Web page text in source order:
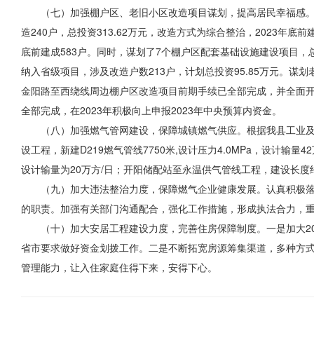
（七）加强棚户区、老旧小区改造项目谋划，提高居民幸福感
造240户，总投资313.62万元，改造方式为综合整治，2023年底
底前建成583户。同时，谋划了7个棚户区配套基础设施建设项目，
纳入省级项目，涉及改造户数213户，计划总投资95.85万元。谋
金阳路至西绕线周边棚户区改造项目前期手续已全部完成，并全
全部完成，在2023年积极向上申报2023年中央预算内资金。
（八）加强燃气管网建设，保障城镇燃气供应。根据我县工
设工程，新建D219燃气管线7750米,设计压力4.0MPa，设计输量
设计输量为20万方/日；开阳储配站至永温供气管线工程，建设长度
（九）加大违法整治力度，保障燃气企业健康发展。认真积
的职责。加强有关部门沟通配合，强化工作措施，形成执法合力
（十） 加大安居工程建设力度，完善住房保障制度。一是加大
省市要求做好资金划拨工作。二是不断拓宽房源筹集渠道，多种方
管理能力，让入住家庭住得下来，安得下心。